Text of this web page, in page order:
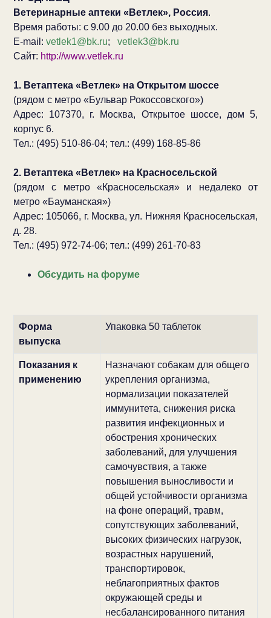
Ветеринарные аптеки «Ветлек», Россия.
Время работы: с 9.00 до 20.00 без выходных.
E-mail: vetlek1@bk.ru; vetlek3@bk.ru
Сайт: http://www.vetlek.ru
1. Ветаптека «Ветлек» на Открытом шоссе
(рядом с метро «Бульвар Рокоссовского»)
Адрес: 107370, г. Москва, Открытое шоссе, дом 5,
корпус 6.
Тел.: (495) 510-86-04; тел.: (499) 168-85-86
2. Ветаптека «Ветлек» на Красносельской
(рядом с метро «Красносельская» и недалеко от
метро «Бауманская»)
Адрес: 105066, г. Москва, ул. Нижняя Красносельская,
д. 28.
Тел.: (495) 972-74-06; тел.: (499) 261-70-83
Обсудить на форуме
Форма
выпуска
Упаковка 50 таблеток
Показания к
применению
Назначают собакам для общего
укрепления организма,
нормализации показателей
иммунитета, снижения риска
развития инфекционных и
обострения хронических
заболеваний, для улучшения
самочувствия, а также
повышения выносливости и
общей устойчивости организма
на фоне операций, травм,
сопутствующих заболеваний,
высоких физических нагрузок,
возрастных нарушений,
транспортировок,
неблагоприятных фактов
окружающей среды и
несбалансированного питания